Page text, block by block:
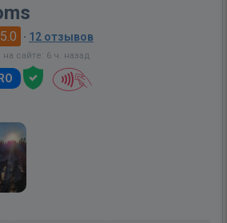
5.0 · 12 отзывов
сайте: 6 ч. назад